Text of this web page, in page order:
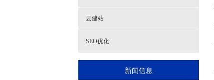
云建站
SEO优化
新闻信息